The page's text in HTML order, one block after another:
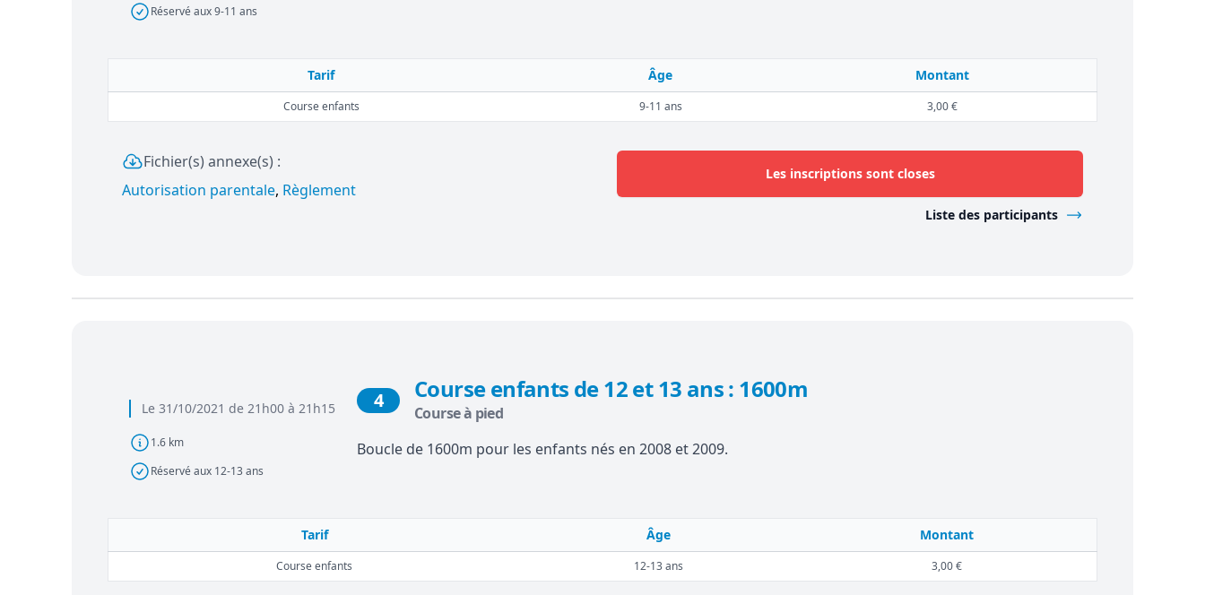
Réservé aux 9-11 ans
Tarif Âge Montant
Course enfants 9-11 ans 3,00 €
Fichier(s) annexe(s) :
Autorisation parentale, Règlement
Les inscriptions sont closes
Liste des participants
Le 31/10/2021 de 21h00 à 21h15
1.6 km
Réservé aux 12-13 ans
4 Course enfants de 12 et 13 ans : 1600m
Course à pied
Boucle de 1600m pour les enfants nés en 2008 et 2009.
Tarif Âge Montant
Course enfants 12-13 ans 3,00 €